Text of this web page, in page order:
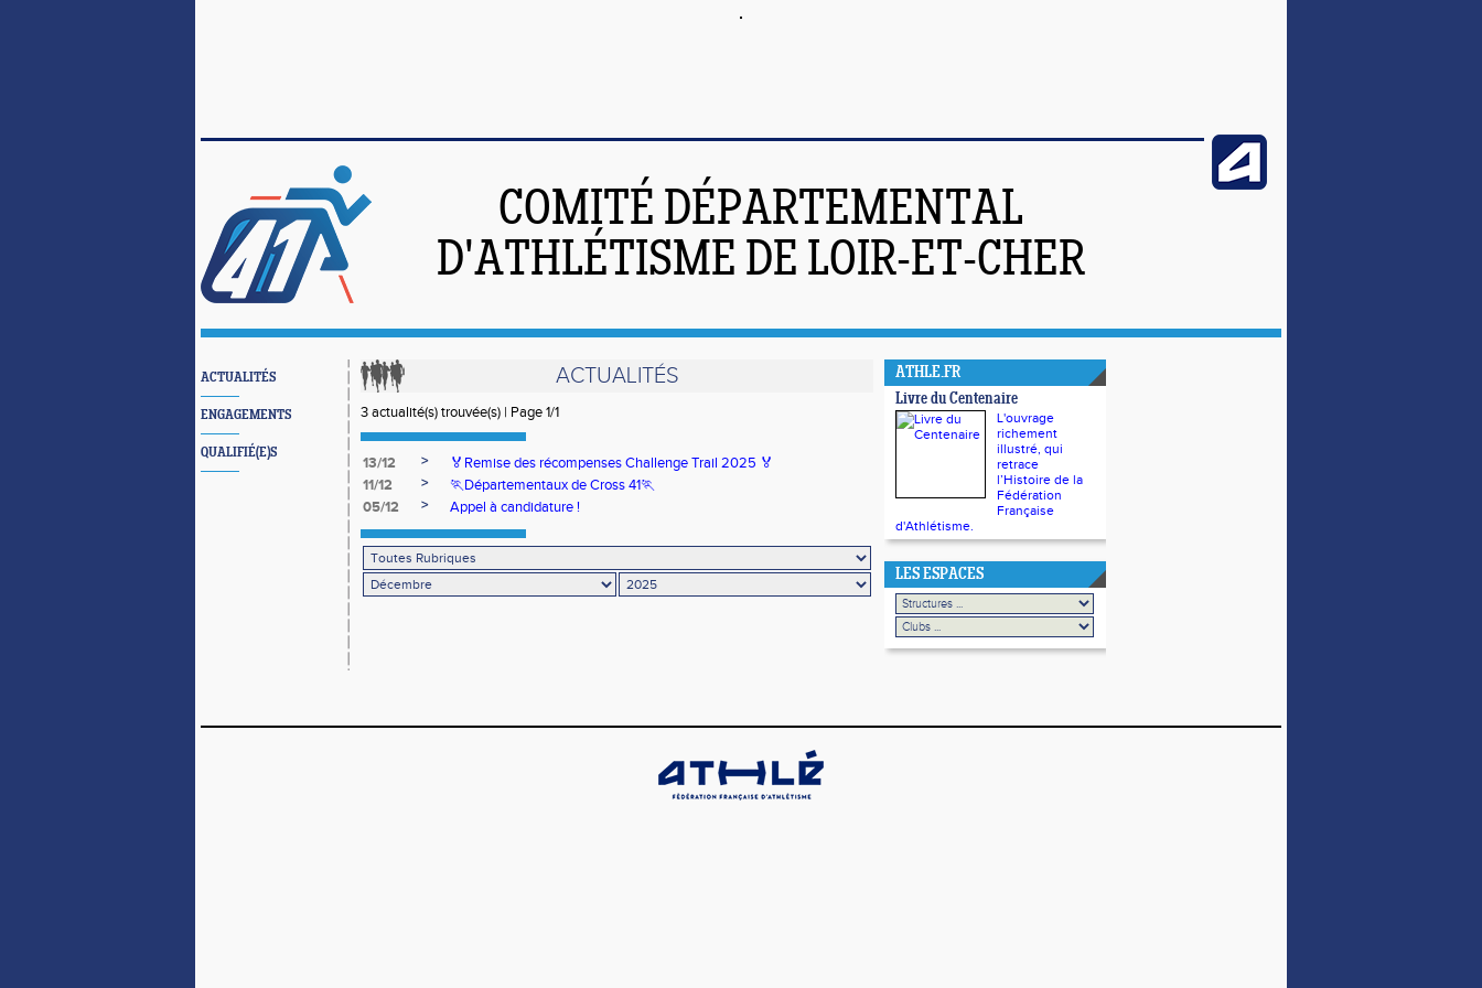
COMITÉ DÉPARTEMENTAL
D'ATHLÉTISME DE LOIR-ET-CHER
ACTUALITÉS
ENGAGEMENTS
QUALIFIÉ(E)S
ACTUALITÉS
3 actualité(s) trouvée(s) | Page 1/1
13/12 >
🏅Remise des récompenses Challenge Trail 2025 🏅
11/12
>
🏃Départementaux de Cross 41🏃
05/12
> Appel à candidature !
ATHLE.FR
Livre du Centenaire
L'ouvrage
richement
illustré, qui
retrace
l’Histoire de la
Fédération
Française
d'Athlétisme.
LES ESPACES